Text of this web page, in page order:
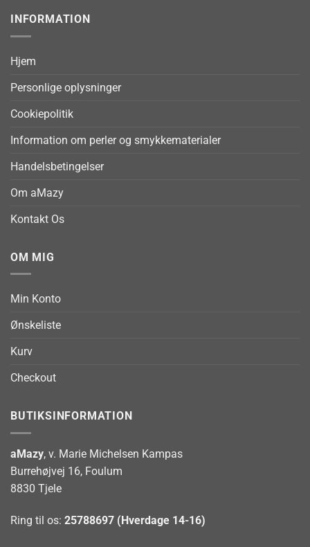
INFORMATION
Hjem
Personlige oplysninger
Cookiepolitik
Information om perler og smykkematerialer
Handelsbetingelser
Om aMazy
Kontakt Os
OM MIG
Min Konto
Ønskeliste
Kurv
Checkout
BUTIKSINFORMATION
aMazy, v. Marie Michelsen Kampas
Burrehøjvej 16, Foulum
8830 Tjele
Ring til os: 25788697 (Hverdage 14-16)